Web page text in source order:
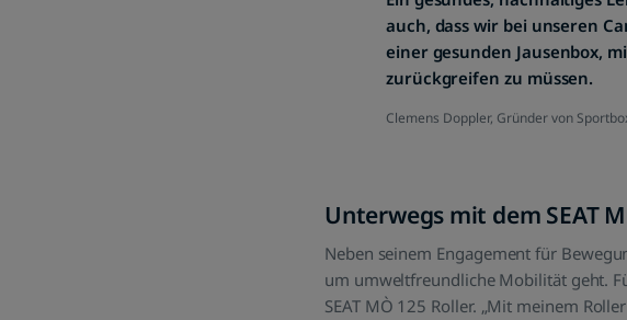
auch, dass wir bei unseren
einer gesunden Jausenbox,
zurückgreifen zu müssen.
Clemens Doppler, Gründer von
Unterwegs mit dem SEAT
Neben seinem Engagement für
um umweltfreundliche Mobilität geht.
SEAT MÒ 125 Roller. „Mit meinem